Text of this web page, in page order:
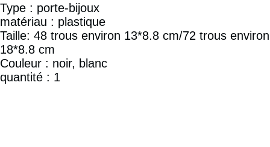
Type : porte-bijoux
matériau : plastique
Taille: 48 trous environ 13*8.8 cm/72 trous environ
18*8.8 cm
Couleur : noir, blanc
quantité : 1